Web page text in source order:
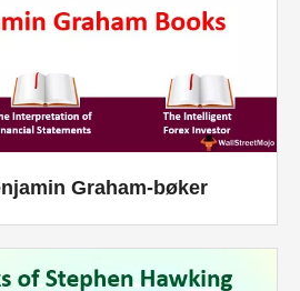
Graham-bøker